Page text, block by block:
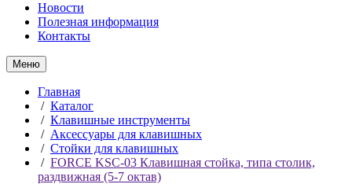
Новости
Полезная информация
Контакты
Меню
Главная
/ Каталог
/ Клавишные инструменты
/ Аксессуары для клавишных
/ Стойки для клавишных
/ FORCE KSC-03 Клавишная стойка, типа столик,
раздвижная (5-7 октав)